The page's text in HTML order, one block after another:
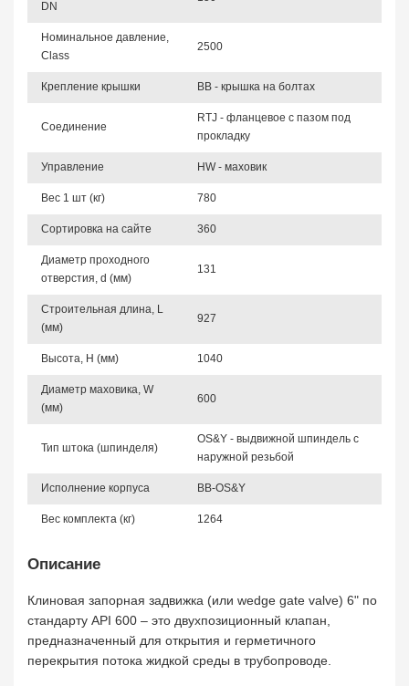
DN
Номинальное давление,
Class
2500
Крепление крышки BB - крышка на болтах
Соединение
RTJ - фланцевое с пазом под
прокладку
Управление HW - маховик
Вес 1 шт (кг) 780
Сортировка на сайте 360
Диаметр проходного
отверстия, d (мм)
131
Строительная длина, L
(мм)
927
Высота, Н (мм) 1040
Диаметр маховика, W
(мм)
600
Тип штока (шпинделя)
OS&Y - выдвижной шпиндель с
наружной резьбой
Исполнение корпуса BB-OS&Y
Вес комплекта (кг) 1264
Описание
Клиновая запорная задвижка (или wedge gate valve) 6" по
стандарту API 600 – это двухпозиционный клапан,
предназначенный для открытия и герметичного
перекрытия потока жидкой среды в трубопроводе.